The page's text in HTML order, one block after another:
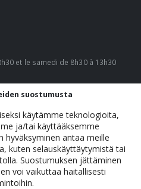
et le samedi de 8h30 à 13h30
OIKEUDET PIDÄTETÄÄN.
suostumusta
käytämme teknologioita,
ja/tai käyttääksemme
hyväksyminen antaa meille
kuten selauskäyttäytymistä tai
Suostumuksen jättäminen
voi vaikuttaa haitallisesti